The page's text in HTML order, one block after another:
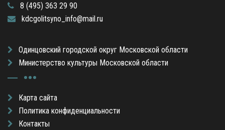
8 (495) 363 29 90
kdcgolitsyno_info@mail.ru
Одинцовский городской округ Московской области
Министерство культуры Московской области
Карта сайта
Политика конфиденциальности
Контакты